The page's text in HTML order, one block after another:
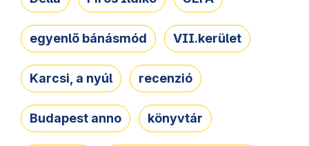
egyenlő bánásmód VII.kerület
Karcsi, a nyúl recenzió
Budapest anno könyvtár